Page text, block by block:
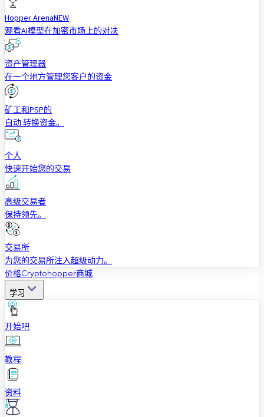
Hopper ArenaNEW
观看AI模型在加密市场上的对决
资产管理器
在一个地方管理您客户的资金
矿工和PSP的
自动 转换资金。
个人
快速开始您的交易
高级交易者
保持领先。
交易所
为您的交易所注入超级动力。
价格Cryptohopper商城
学习
开始吧
教程
资料